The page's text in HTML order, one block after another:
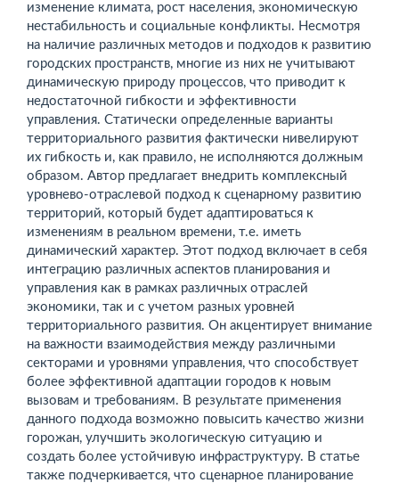
изменение климата, рост населения, экономическую
нестабильность и социальные конфликты. Несмотря
на наличие различных методов и подходов к развитию
городских пространств, многие из них не учитывают
динамическую природу процессов, что приводит к
недостаточной гибкости и эффективности
управления. Статически определенные варианты
территориального развития фактически нивелируют
их гибкость и, как правило, не исполняются должным
образом. Автор предлагает внедрить комплексный
уровнево-отраслевой подход к сценарному развитию
территорий, который будет адаптироваться к
изменениям в реальном времени, т.е. иметь
динамический характер. Этот подход включает в себя
интеграцию различных аспектов планирования и
управления как в рамках различных отраслей
экономики, так и с учетом разных уровней
территориального развития. Он акцентирует внимание
на важности взаимодействия между различными
секторами и уровнями управления, что способствует
более эффективной адаптации городов к новым
вызовам и требованиям. В результате применения
данного подхода возможно повысить качество жизни
горожан, улучшить экологическую ситуацию и
создать более устойчивую инфраструктуру. В статье
также подчеркивается, что сценарное планирование